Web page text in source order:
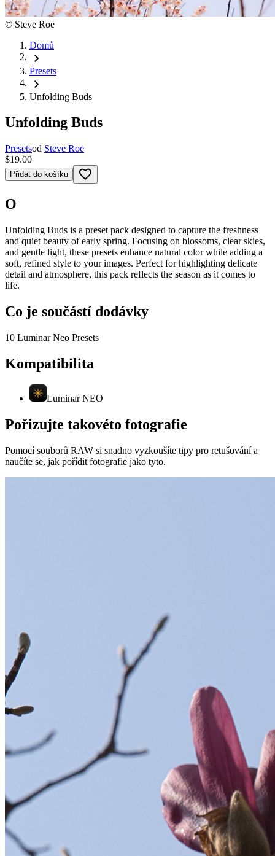
© Steve Roe
Domů
chevron_right
Presets
chevron_right
Unfolding Buds
Unfolding Buds
Presetsod Steve Roe
$19.00
Přidat do košíku favorite_border
O
Unfolding Buds is a preset pack designed to capture the freshness
and quiet beauty of early spring. Focusing on blossoms, clear skies,
and gentle light, these presets enhance natural color while adding a
soft, refined style to your images. Perfect for highlighting delicate
detail and atmosphere, this pack reflects the season as it comes to
life.
Co je součástí dodávky
10 Luminar Neo Presets
Kompatibilita
Luminar NEO
Pořizujte takovéto fotografie
Pomocí souborů RAW si snadno vyzkoušíte tipy pro retušování a
naučíte se, jak pořídit fotografie jako tyto.